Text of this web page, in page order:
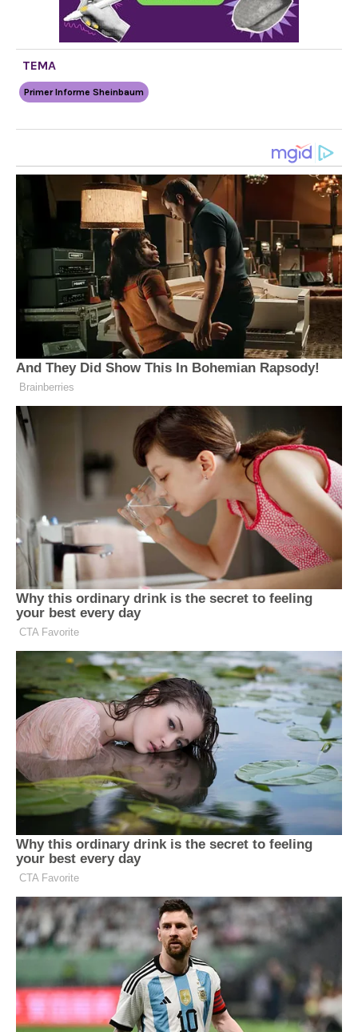
TEMA
Primer Informe Sheinbaum